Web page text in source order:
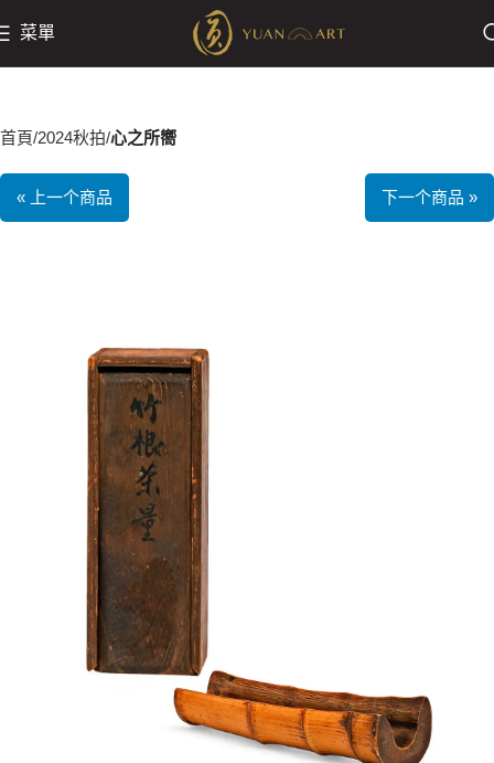
菜單
首頁 2024秋拍 心之所嚮
« 上一个商品 下一个商品 »